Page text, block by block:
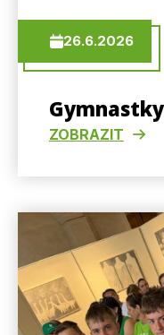
26.6.2026
ZOBRAZIT